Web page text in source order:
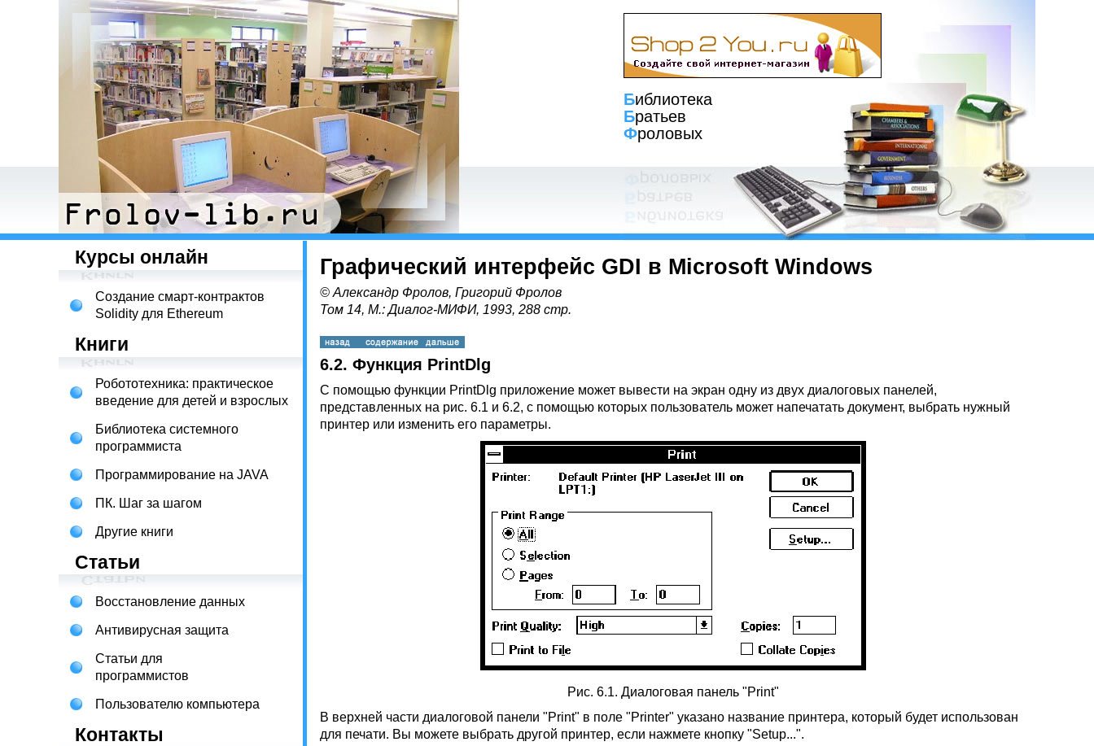
Библиотека
Братьев
Фроловых
Курсы онлайн
Создание смарт-контрактов
Solidity для Ethereum
Книги
Робототехника: практическое
введение для детей и взрослых
Библиотека системного
программиста
Программирование на JAVA
ПК. Шаг за шагом
Другие книги
Статьи
Восстановление данных
Антивирусная защита
Статьи для
программистов
Пользователю компьютера
Контакты
Графический интерфейс GDI в Microsoft Windows
© Александр Фролов, Григорий Фролов
Том 14, М.: Диалог-МИФИ, 1993, 288 стр.
6.2. Функция PrintDlg
С помощью функции PrintDlg приложение может вывести на экран одну из двух диалоговых панелей,
представленных на рис. 6.1 и 6.2, с помощью которых пользователь может напечатать документ, выбрать нужный
принтер или изменить его параметры.
Рис. 6.1. Диалоговая панель "Print"
В верхней части диалоговой панели "Print" в поле "Printer" указано название принтера, который будет использован
для печати. Вы можете выбрать другой принтер, если нажмете кнопку "Setup...".